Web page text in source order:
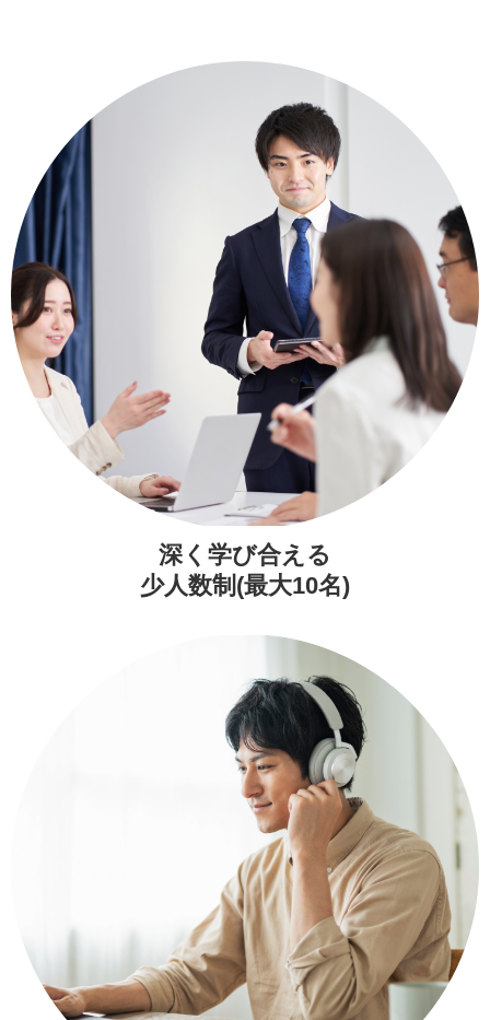
深く学び合える
少人数制(最大10名)